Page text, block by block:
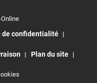
de confidentialité
Plan du site